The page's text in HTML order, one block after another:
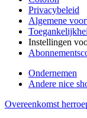
Privacybeleid
Algemene
Instellingen
Ondernemen
Andere nice
Overeenkomst